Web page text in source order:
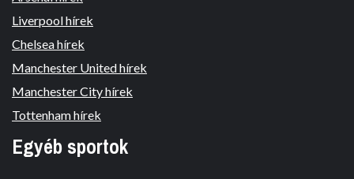
Liverpool hírek
Chelsea hírek
Manchester United hírek
Manchester City hírek
Tottenham hírek
Egyéb sportok